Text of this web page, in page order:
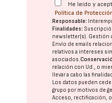
He leído y
Política de
Responsable:
Finalidades:
newsletter(s). Gestión
Envío de emails
relativos a intereses
asociados.
relación con Ud., o
llevar a cabo las
Los datos pueden
grupo por motivos de
Acceso, rectificación,